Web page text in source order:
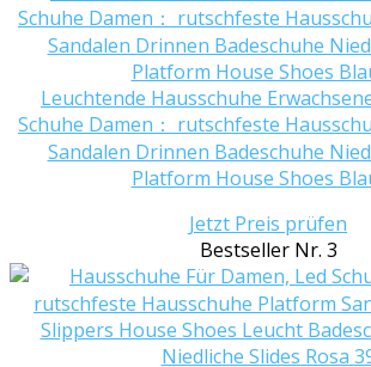
Leuchtende Hausschuhe
Schuhe Damen： rutschfeste
Sandalen Drinnen Badeschuhe
Platform House Shoes
Jetzt Preis prüfen
Bestseller Nr. 3